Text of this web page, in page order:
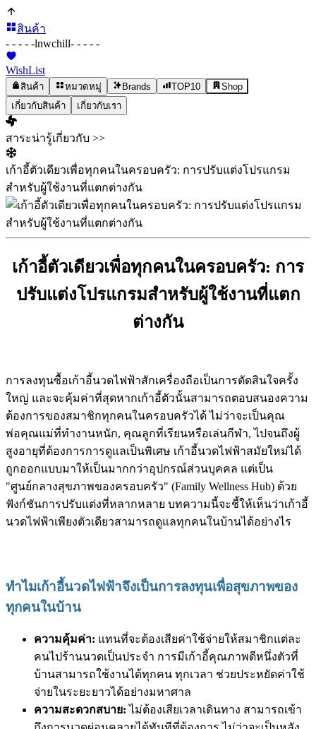
สินค้า
- - - - -lnwchill- - - - -
WishList
สินค้า หมวดหมู่ Brands TOP10
Shop
เกี่ยวกับสินค้า
เกี่ยวกับเรา
สาระน่ารู้เกี่ยวกับ >>
เก้าอี้ตัวเดียวเพื่อทุกคนในครอบครัว: การปรับแต่งโปรแกรม
สำหรับผู้ใช้งานที่แตกต่างกัน
เก้าอี้ตัวเดียวเพื่อทุกคนในครอบครัว: การ
ปรับแต่งโปรแกรมสำหรับผู้ใช้งานที่แตก
ต่างกัน
การลงทุนซื้อเก้าอี้นวดไฟฟ้าสักเครื่องถือเป็นการตัดสินใจครั้ง
ใหญ่ และจะคุ้มค่าที่สุดหากเก้าอี้ตัวนั้นสามารถตอบสนองความ
ต้องการของสมาชิกทุกคนในครอบครัวได้ ไม่ว่าจะเป็นคุณ
พ่อคุณแม่ที่ทำงานหนัก, คุณลูกที่เรียนหรือเล่นกีฬา, ไปจนถึงผู้
สูงอายุที่ต้องการการดูแลเป็นพิเศษ เก้าอี้นวดไฟฟ้าสมัยใหม่ได้
ถูกออกแบบมาให้เป็นมากกว่าอุปกรณ์ส่วนบุคคล แต่เป็น
"ศูนย์กลางสุขภาพของครอบครัว" (Family Wellness Hub) ด้วย
ฟังก์ชันการปรับแต่งที่หลากหลาย บทความนี้จะชี้ให้เห็นว่าเก้าอี้
นวดไฟฟ้าเพียงตัวเดียวสามารถดูแลทุกคนในบ้านได้อย่างไร
ทำไมเก้าอี้นวดไฟฟ้าจึงเป็นการลงทุนเพื่อสุขภาพของ
ทุกคนในบ้าน
ความคุ้มค่า: แทนที่จะต้องเสียค่าใช้จ่ายให้สมาชิกแต่ละ
คนไปร้านนวดเป็นประจำ การมีเก้าอี้คุณภาพดีหนึ่งตัวที่
บ้านสามารถใช้งานได้ทุกคน ทุกเวลา ช่วยประหยัดค่าใช้
จ่ายในระยะยาวได้อย่างมหาศาล
ความสะดวกสบาย: ไม่ต้องเสียเวลาเดินทาง สามารถเข้า